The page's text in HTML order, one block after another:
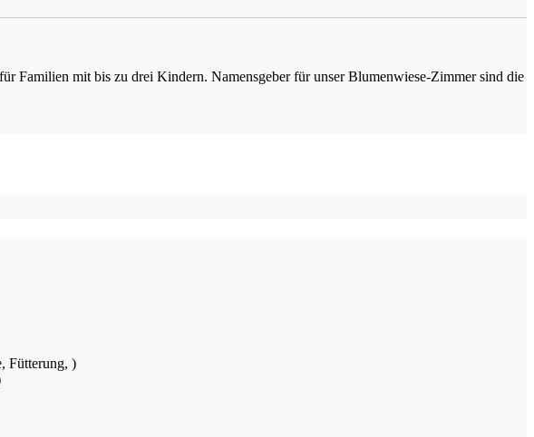
Familien mit bis zu drei Kindern. Namensgeber für unser Blumenwiese-Zimmer sind die
Fütterung, )